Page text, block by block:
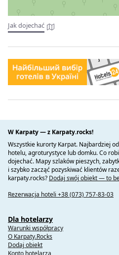
Jak dojechać
W Karpaty — z Karpaty.rocks!
Wszystkie kurorty Karpat. Najbardziej
hotelu, agroturystyce lub domku. Co
dojechać. Mapy szlaków pieszych,
i szybko zacząć pozyskiwać klientów
karpaty.rocks? Dodaj swój obiekt — to
Rezerwacja hoteli +38 (073) 757-83-03
Dla hotelarzy
Warunki współpracy
O Karpaty.Rocks
Dodaj obiekt